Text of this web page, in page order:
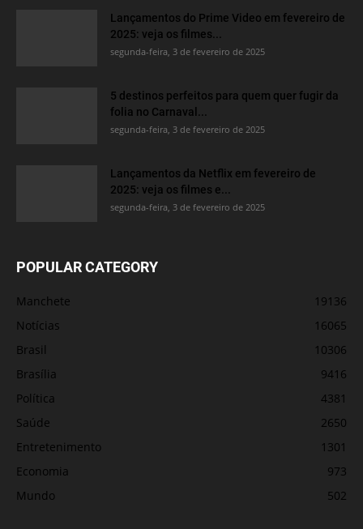
Lançamentos do Prime Video em fevereiro de
2025: veja os filmes...
segunda-feira, 3 de fevereiro de 2025
5 destinos perfeitos para quem quer fugir da
folia no Carnaval...
segunda-feira, 3 de fevereiro de 2025
Lançamentos da Netflix em fevereiro de
2025: veja os filmes e...
segunda-feira, 3 de fevereiro de 2025
POPULAR CATEGORY
Manchete
19136
Notícias
16065
Brasil
10306
Brasília
9416
Política
4381
Saúde
2650
Entretenimento
1301
Economia
973
Mundo
502